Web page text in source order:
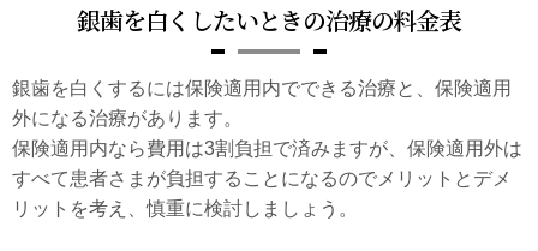
銀歯を白くしたいときの治療の料金表
銀歯を白くするには保険適用内でできる治療と、保険適用
外になる治療があります。
保険適用内なら費用は3割負担で済みますが、保険適用外は
すべて患者さまが負担することになるのでメリットとデメ
リットを考え、慎重に検討しましょう。